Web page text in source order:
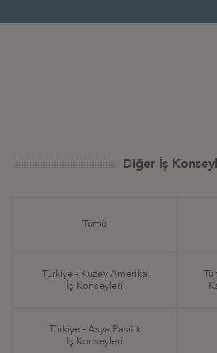
Diğer İş
Tümü
Türkiye - Kuzey Amerika
İş Konseyleri
Türkiye - Asya Pasifik
İş Konseyleri